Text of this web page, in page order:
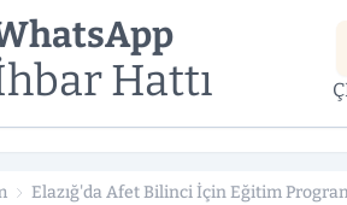
Hattı
Elazığ'da Afet Bilinci İçin Eğitim